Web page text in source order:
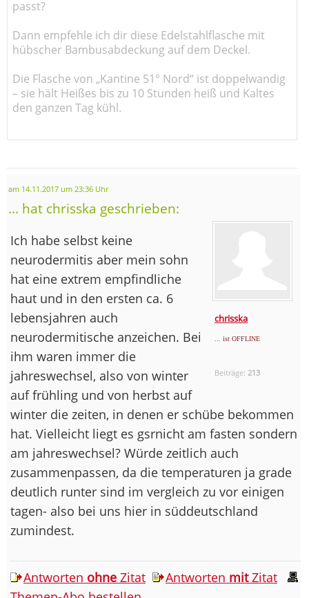
passt?
Dann empfehle ich dir diese Edelstahlflasche mit
hübscher Bambusabdeckung auf dem Deckel.
Die Flasche von „Kantine 51° Nord“ ist doppelwandig
– sie hält Heißes bis zu 10 Stunden heiß und Kaltes
den ganzen Tag kühl.
am 14.11.2017 um 23:36 Uhr
... hat chrisska geschrieben:
chrisska
... ist OFFLINE
Beiträge: 213
Ich habe selbst keine
neurodermitis aber mein sohn
hat eine extrem empfindliche
haut und in den ersten ca. 6
lebensjahren auch
neurodermitische anzeichen. Bei
ihm waren immer die
jahreswechsel, also von winter
auf frühling und von herbst auf
winter die zeiten, in denen er schübe bekommen
hat. Vielleicht liegt es gsrnicht am fasten sondern
am jahreswechsel? Würde zeitlich auch
zusammenpassen, da die temperaturen ja grade
deutlich runter sind im vergleich zu vor einigen
tagen- also bei uns hier in süddeutschland
zumindest.
Antworten ohne Zitat Antworten mitZitat